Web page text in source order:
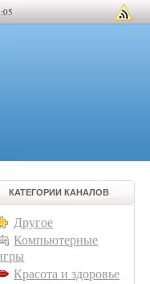
КАТЕГОРИИ КАНАЛОВ
Другое
Компьютерные
Красота и здоровье